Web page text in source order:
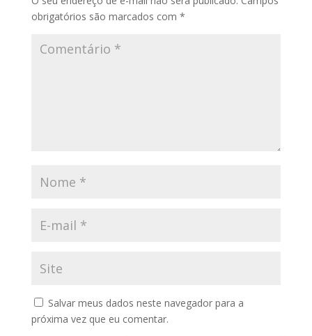
obrigatórios são marcados com *
Salvar meus dados neste navegador para a
próxima vez que eu comentar.